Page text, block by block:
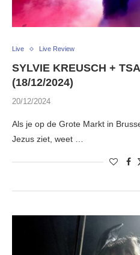
Live Live Review
SYLVIE KREUSCH +
(18/12/2024)
20/12/2024
Als je op de Grote Markt in
Jezus ziet, weet …